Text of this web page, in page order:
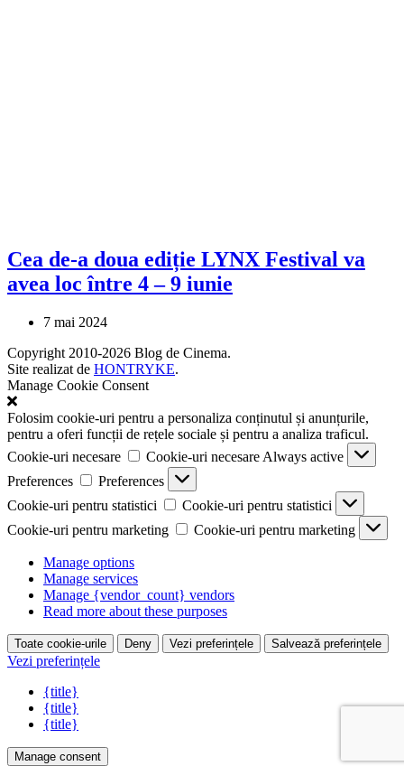
Cea de-a doua ediție LYNX Festival va
avea loc între 4 – 9 iunie
7 mai 2024
Copyright 2010-2026 Blog de Cinema.
Site realizat de HONTRYKE.
Manage Cookie Consent
Folosim cookie-uri pentru a personaliza conținutul și anunțurile,
pentru a oferi funcții de rețele sociale și pentru a analiza traficul.
Cookie-uri necesare
Cookie-uri necesare Always active
Preferences
Preferences
Cookie-uri pentru statistici
Cookie-uri pentru statistici
Cookie-uri pentru marketing
Cookie-uri pentru marketing
Manage options
Manage services
Manage {vendor_count} vendors
Read more about these purposes
Toate cookie-urile Deny Vezi preferințele Salvează preferințele
Vezi preferințele
{title}
{title}
{title}
Manage consent